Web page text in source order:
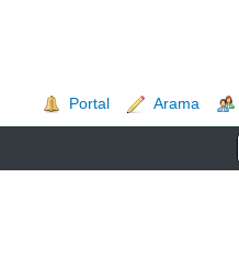
Portal Arama